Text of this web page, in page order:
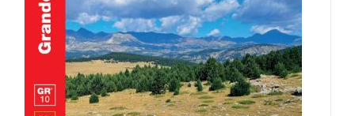
AJOUTER AU PANIER / DÉTAILS